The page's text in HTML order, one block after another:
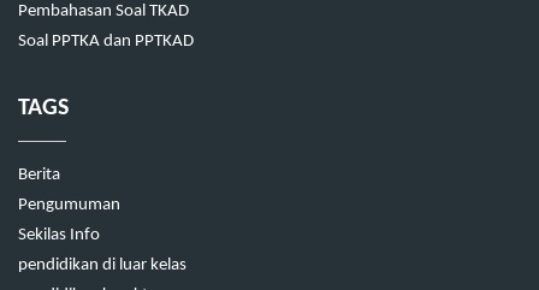
Pembahasan Soal TKAD
Soal PPTKA dan PPTKAD
TAGS
Berita
Pengumuman
Sekilas Info
pendidikan di luar kelas